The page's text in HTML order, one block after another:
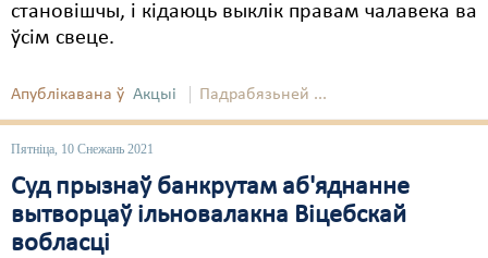
становішчы, і кідаюць выклік правам чалавека ва
ўсім свеце.
Апублікавана ў Акцыі Падрабязьней ...
Пятніца, 10 Снежань 2021
Суд прызнаў банкрутам аб'яднанне
вытворцаў ільновалакна Віцебскай
вобласці
Рознае
Свабода сумленьня
Суд
Сьмяротнае пакараньне
Экалёгія